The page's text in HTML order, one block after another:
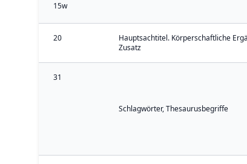
15w
20
Hauptsachtitel. Körperschaftliche
Zusatz
31
Schlagwörter, Thesaurusbegriffe